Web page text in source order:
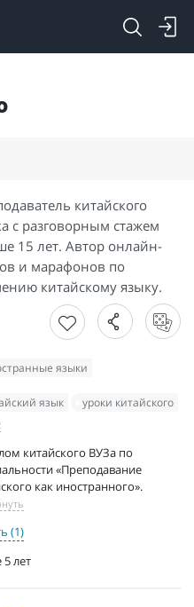
китайского
с разговорным стажем
15 лет. Автор онлайн-
и марафонов по
китайскому языку.
языки
язык
уроки китайского
китайского ВУЗа по
«Преподавание
как иностранного».
(1)
5 лет